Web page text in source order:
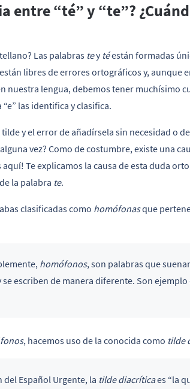
entre “té” y “te”?
Las palabras tey téestán formadas
libres de errores ortográficos y, aunque
nuestra lengua, debemos tener muchísimo
las identifica y clasifica.
y el error de añadírsela sin necesidad o
vez? Como de costumbre, existe una
Te explicamos la causa de esta duda
la palabra te.
clasificadas como homófonasque
homófonos, son palabras que
escriben de manera diferente. Son
, hacemos uso de la conocida como tilde
del Español Urgente, la tilde diacríticaes “la